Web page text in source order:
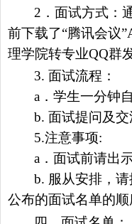
2 ．面试方式：
前下载了“腾讯会议”
理学院转专业QQ群
3. 面试流程：
a ．学生一分钟
b. 面试提问及交
5.注意事项:
a ．面试前请出
b. 服从安排，
公布的面试名单的顺